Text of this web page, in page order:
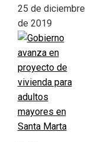
25 de diciembre
de 2019